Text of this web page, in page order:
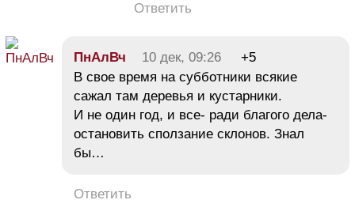
Ответить
ПнАлВч 10 дек, 09:26
+5
В свое время на субботники всякие
сажал там деревья и кустарники.
И не один год, и все- ради благого дела-
остановить сползание склонов. Знал
бы…
Ответить